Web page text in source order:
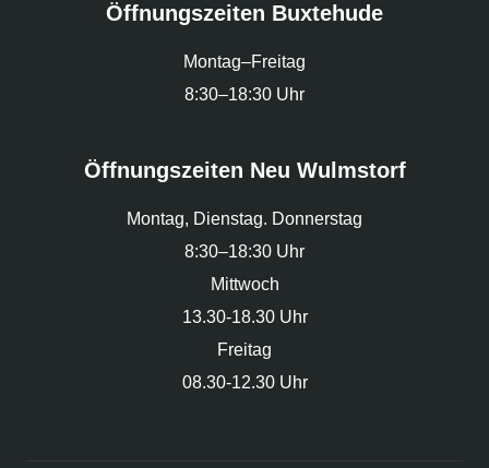
Öffnungszeiten Buxtehude
Montag–Freitag
8:30–18:30 Uhr
Öffnungszeiten Neu Wulmstorf
Montag, Dienstag. Donnerstag
8:30–18:30 Uhr
Mittwoch
13.30-18.30 Uhr
Freitag
08.30-12.30 Uhr